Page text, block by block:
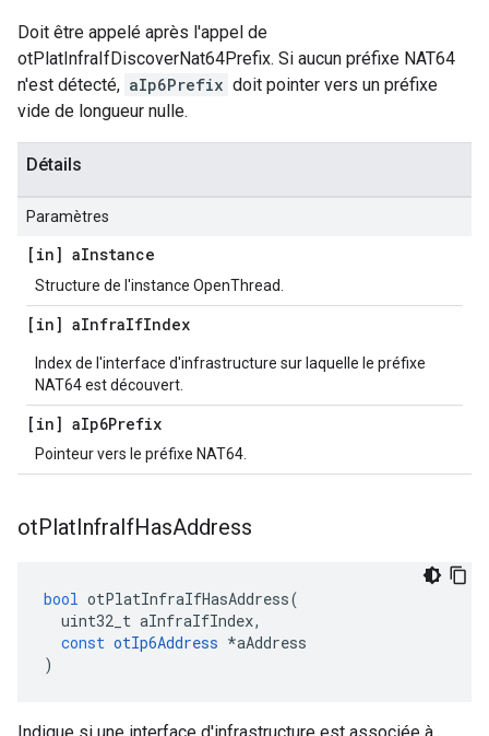
Doit être appelé après l'appel de
otPlatInfraIfDiscoverNat64Prefix. Si aucun préfixe NAT64
n'est détecté, aIp6Prefix doit pointer vers un préfixe
vide de longueur nulle.
Détails
Paramètres
[in] aInstance
Structure de l'instance OpenThread.
[in] aInfraIfIndex
Index de l'interface d'infrastructure sur laquelle le préfixe
NAT64 est découvert.
[in] aIp6Prefix
Pointeur vers le préfixe NAT64.
otPlatInfraIfHasAddress
bool otPlatInfraIfHasAddress(
uint32_t aInfraIfIndex,
const otIp6Address *aAddress
)